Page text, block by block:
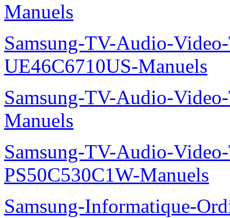
Manuels
Samsung-TV-Audio-
UE46C6710US-Manuels
Samsung-TV-Audio-
Manuels
Samsung-TV-Audio-
PS50C530C1W-Manuels
Samsung-Informatique-